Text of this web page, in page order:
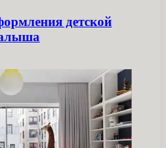
детской